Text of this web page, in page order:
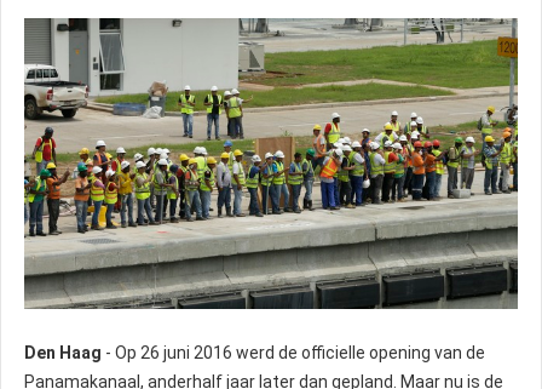
Den Haag - Op 26 juni 2016 werd de officielle opening van de
Panamakanaal, anderhalf jaar later dan gepland. Maar nu is de